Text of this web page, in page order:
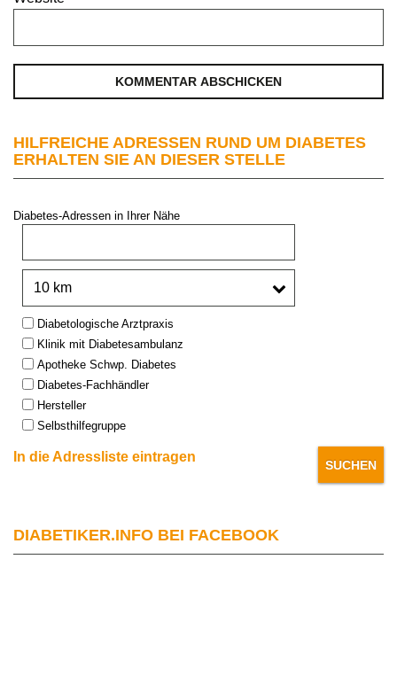
HILFREICHE ADRESSEN RUND UM DIABETES
ERHALTEN SIE AN DIESER STELLE
Diabetes-Adressen in Ihrer Nähe
Type:Diabetologische Arztpraxis
Klinik mit Diabetesambulanz
Apotheke Schwp. Diabetes
Diabetes-Fachhändler
Hersteller
Selbsthilfegruppe
In die Adressliste eintragen
DIABETIKER.INFO BEI FACEBOOK